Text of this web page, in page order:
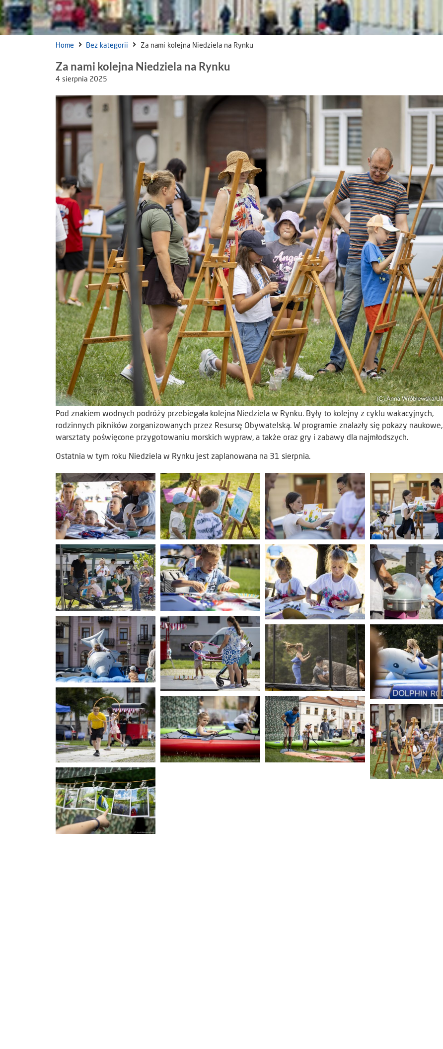
Home Bez kategorii Za nami kolejna Niedziela na Rynku
Za nami kolejna Niedziela na Rynku
4 sierpnia 2025
Pod znakiem wodnych podróży przebiegała kolejna Niedziela w Rynku. Były to kolejny z cyklu wakacyjnych,
rodzinnych pikników zorganizowanych przez Resursę Obywatelską. W programie znalazły się pokazy naukowe,
warsztaty poświęcone przygotowaniu morskich wypraw, a także oraz gry i zabawy dla najmłodszych.
Ostatnia w tym roku Niedziela w Rynku jest zaplanowana na 31 sierpnia.